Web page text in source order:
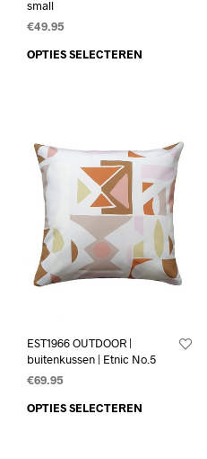
small
€49.95
OPTIES SELECTEREN
EST1966 OUTDOOR |
buitenkussen | Etnic No.5
€69.95
OPTIES SELECTEREN